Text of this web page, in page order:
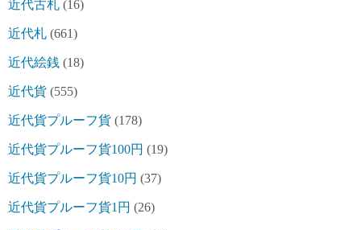
近代古札 (16)
近代札 (661)
近代絵銭 (18)
近代貨 (555)
近代貨プルーフ貨 (178)
近代貨プルーフ貨100円 (19)
近代貨プルーフ貨10円 (37)
近代貨プルーフ貨1円 (26)